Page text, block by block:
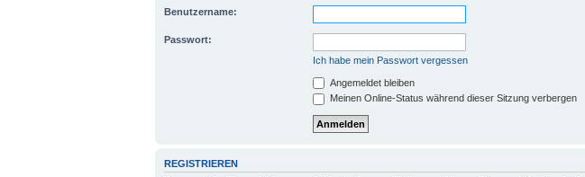
Benutzername:
Passwort:
Ich habe mein Passwort vergessen
Angemeldet bleiben
Meinen Online-Status während dieser Sitzung verbergen
REGISTRIEREN